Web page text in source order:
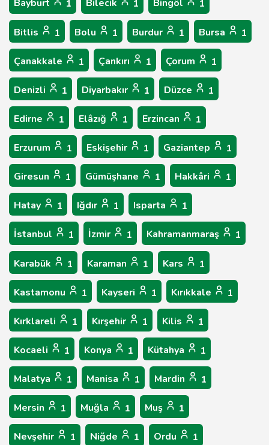
Bayburt 1 Bilecik 1 Bingöl 1
Bitlis 1 Bolu 1 Burdur 1 Bursa 1
Çanakkale 1 Çankırı 1 Çorum 1
Denizli 1 Diyarbakır 1 Düzce 1
Edirne 1 Elâzığ 1 Erzincan 1
Erzurum 1 Eskişehir 1 Gaziantep 1
Giresun 1 Gümüşhane 1 Hakkâri 1
Hatay 1 Iğdır 1 Isparta 1
İstanbul 1 İzmir 1 Kahramanmaraş 1
Karabük 1 Karaman 1 Kars 1
Kastamonu 1 Kayseri 1 Kırıkkale 1
Kırklareli 1 Kırşehir 1 Kilis 1
Kocaeli 1 Konya 1 Kütahya 1
Malatya 1 Manisa 1 Mardin 1
Mersin 1 Muğla 1 Muş 1
Nevşehir 1 Niğde 1 Ordu 1